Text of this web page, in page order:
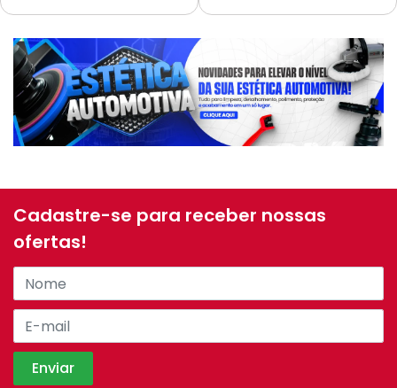
Cadastre-se para receber nossas
ofertas!